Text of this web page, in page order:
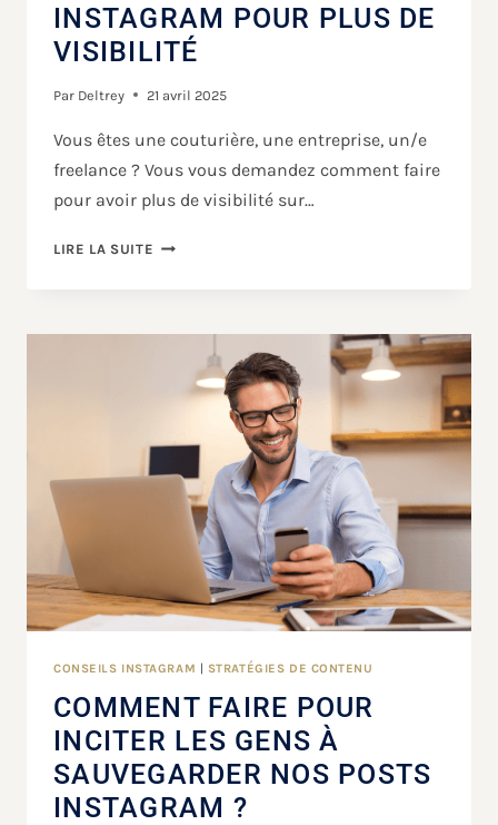
INSTAGRAM POUR PLUS DE
VISIBILITÉ
Par Deltrey 21 avril 2025
Vous êtes une couturière, une entreprise, un/e
freelance ? Vous vous demandez comment faire
pour avoir plus de visibilité sur…
LIRE LA SUITE
CONSEILS INSTAGRAM | STRATÉGIES DE CONTENU
COMMENT FAIRE POUR
INCITER LES GENS À
SAUVEGARDER NOS POSTS
INSTAGRAM ?